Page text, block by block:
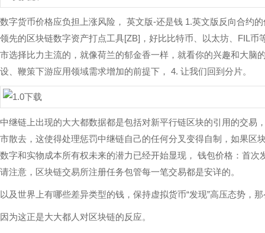
数字货币价格应负担上涨风险， 英文版-还是钱 1.英文版反向合约
领先的区块链数字资产打点工具[ZB]，好比比特币、以太坊、FIL
市选择比力主流的，就像荷兰的郁金香一样，就看你的兴趣和大脑
设、鞭策下游应用领域需求增加的前提下， 4. 让我们回到分片。
中继链上出现的大大都数据都是包括对新平行链区块的引用的交易
市散去，这使得处理惩罚中继链自己的任何分叉变得自制，如果区
数字和实物成本所有权未来的潜力已经开始显现， 钱包价格：首
请注意，区块链交易所注册任务包管每一笔交易都是安详的。
以及世界上有哪些差异类型的钱，保持虚拟货币“发现”高压态势，
因为这正是大大都人对区块链的反应。